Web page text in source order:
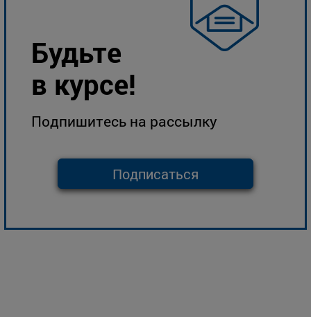
Будьте
в курсе!
Подпишитесь на рассылку
Подписаться